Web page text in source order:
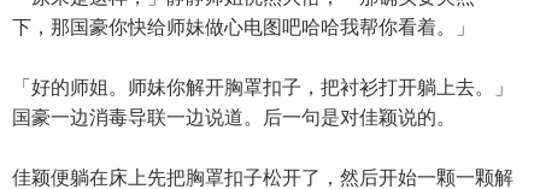
下，那国豪你快给师妹做心电图吧哈哈我帮你看着。」
「好的师姐。师妹你解开胸罩扣子，把衬衫打开躺上去。」
国豪一边消毒导联一边说道。后一句是对佳颖说的。
佳颖便躺在床上先把胸罩扣子松开了，然后开始一颗一颗解